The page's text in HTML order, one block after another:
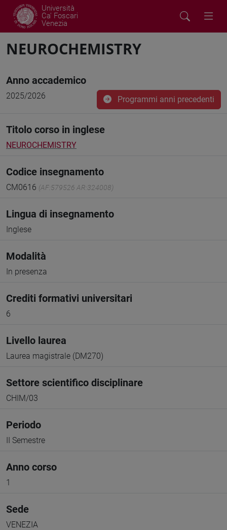
Università
Ca' Foscari
Venezia
NEUROCHEMISTRY
Anno accademico
2025/2026 Programmi anni precedenti
Titolo corso in inglese
NEUROCHEMISTRY
Codice insegnamento
CM0616 (AF:579526 AR:324008)
Lingua di insegnamento
Inglese
Modalità
In presenza
Crediti formativi universitari
6
Livello laurea
Laurea magistrale (DM270)
Settore scientifico disciplinare
CHIM/03
Periodo
II Semestre
Anno corso
1
Sede
VENEZIA